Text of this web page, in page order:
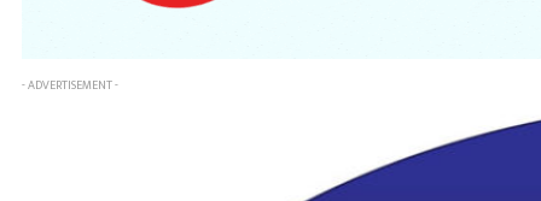
- ADVERTISEMENT -